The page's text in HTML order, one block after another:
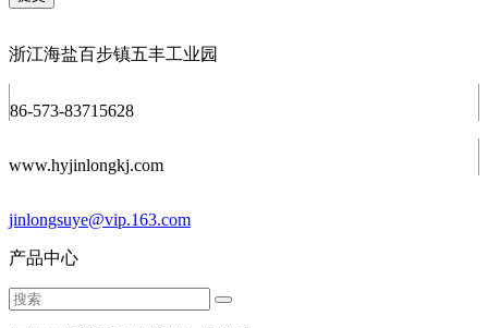
浙江海盐百步镇五丰工业园
86-573-83715628
www.hyjinlongkj.com
jinlongsuye@vip.163.com
产品中心